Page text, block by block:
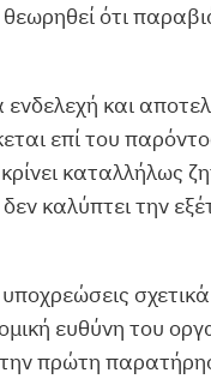
ότι
και
επί του
καταλλήλως
καλύπτει την
ευθύνη του
πρώτη